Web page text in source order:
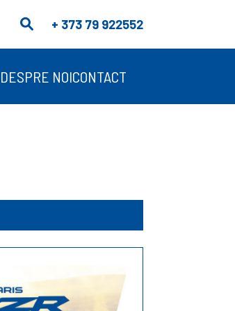
+ 373 79 922552
DESPRE NOICONTACT